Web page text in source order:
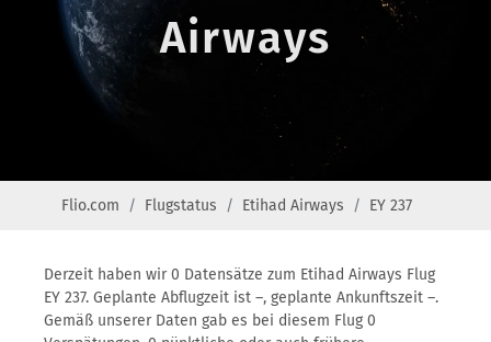
Airways
Flio.com Flugstatus Etihad Airways EY 237
Derzeit haben wir 0 Datensätze zum Etihad Airways Flug
EY 237. Geplante Abflugzeit ist –, geplante Ankunftszeit –.
Gemäß unserer Daten gab es bei diesem Flug 0